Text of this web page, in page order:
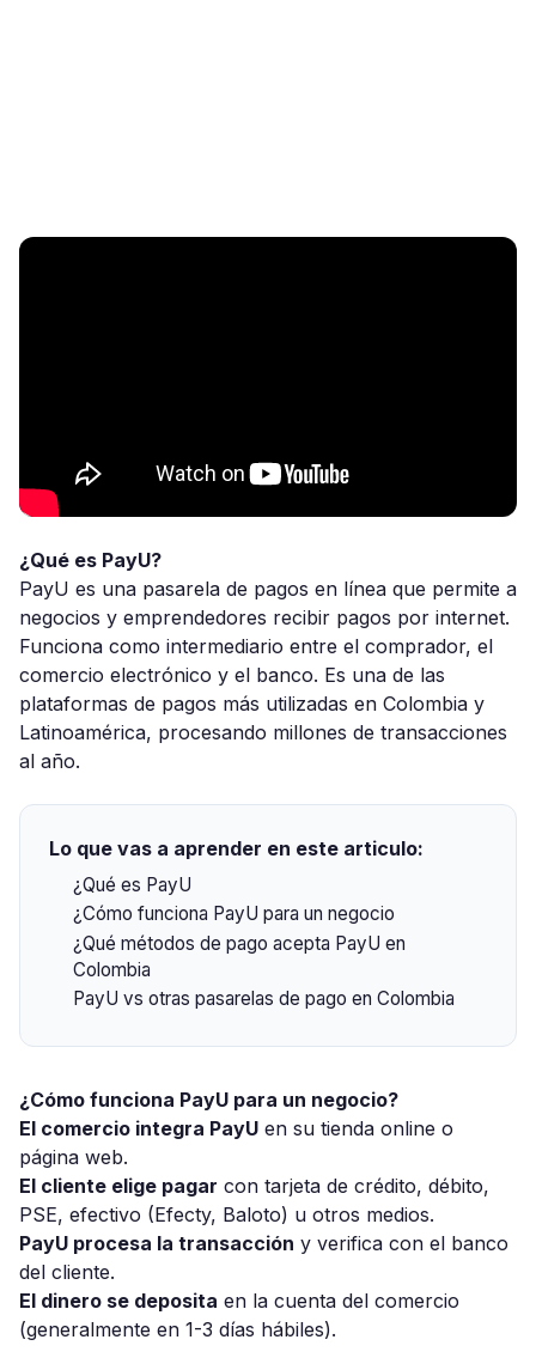
¿Qué es PayU?
PayU es una pasarela de pagos en línea que permite a
negocios y emprendedores recibir pagos por internet.
Funciona como intermediario entre el comprador, el
comercio electrónico y el banco. Es una de las
plataformas de pagos más utilizadas en Colombia y
Latinoamérica, procesando millones de transacciones
al año.
Lo que vas a aprender en este articulo:
¿Qué es PayU
¿Cómo funciona PayU para un negocio
¿Qué métodos de pago acepta PayU en
Colombia
PayU vs otras pasarelas de pago en Colombia
¿Cómo funciona PayU para un negocio?
El comercio integra PayU en su tienda online o
página web.
El cliente elige pagar con tarjeta de crédito, débito,
PSE, efectivo (Efecty, Baloto) u otros medios.
PayU procesa la transacción y verifica con el banco
del cliente.
El dinero se deposita en la cuenta del comercio
(generalmente en 1-3 días hábiles).